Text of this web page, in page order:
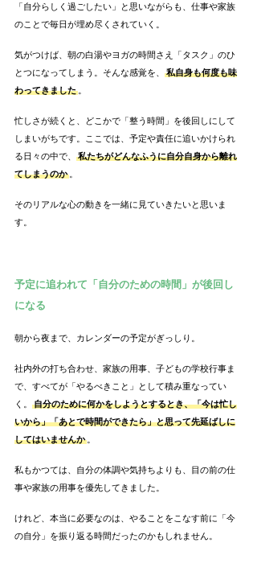
「自分らしく過ごしたい」と思いながらも、仕事や家族
のことで毎日が埋め尽くされていく。
気がつけば、朝の白湯やヨガの時間さえ「タスク」のひ
とつになってしまう。そんな感覚を、
私自身も何度も味
わってきました 。
忙しさが続くと、どこかで「整う時間」を後回しにして
しまいがちです。ここでは、予定や責任に追いかけられ
る日々の中で、
私たちがどんなふうに自分自身から離れ
てしまうのか 。
そのリアルな心の動きを一緒に見ていきたいと思いま
す。
予定に追われて「自分のための時間」が後回し
になる
朝から夜まで、カレンダーの予定がぎっしり。
社内外の打ち合わせ、家族の用事、子どもの学校行事ま
で、すべてが「やるべきこと」として積み重なってい
く。
自分のために何かをしようとするとき、「今は忙し
いから」「あとで時間ができたら」と思って先延ばしに
してはいませんか 。
私もかつては、自分の体調や気持ちよりも、目の前の仕
事や家族の用事を優先してきました。
けれど、本当に必要なのは、やることをこなす前に「今
の自分」を振り返る時間だったのかもしれません。